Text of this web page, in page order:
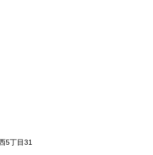
5丁目31